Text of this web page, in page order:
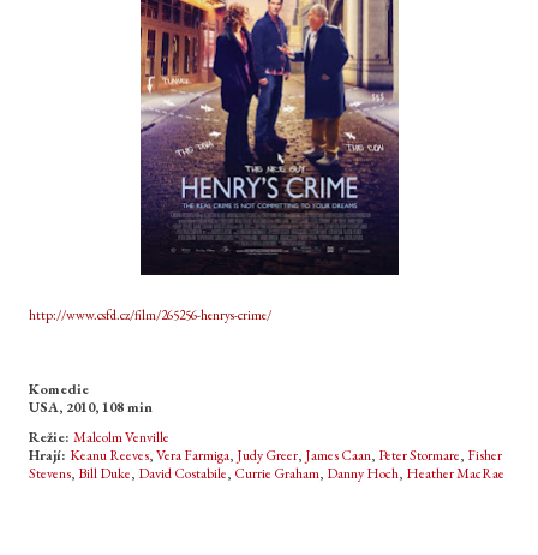
http://www.csfd.cz/film/265256-henrys-crime/
Komedie
USA, 2010, 108 min
Režie: Malcolm Venville
Hrají: Keanu Reeves,Vera Farmiga, Judy Greer, James Caan, Peter Stormare, Fisher
Stevens, Bill Duke, David Costabile, Currie Graham, Danny Hoch, Heather MacRae